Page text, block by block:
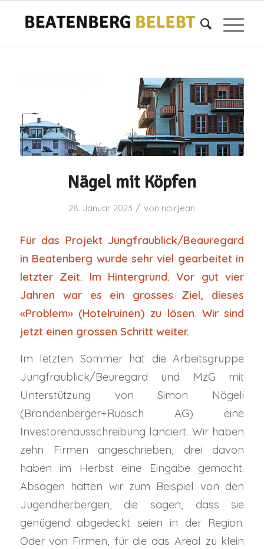
Nägel mit Köpfen
28. Januar 2023 / von noirjean
Für das Projekt Jungfraublick/Beauregard
in Beatenberg wurde sehr viel gearbeitet in
letzter Zeit. Im Hintergrund. Vor gut vier
Jahren war es ein grosses Ziel, dieses
«Problem» (Hotelruinen) zu lösen. Wir sind
jetzt einen grossen Schritt weiter.
Im letzten Sommer hat die Arbeitsgruppe
Jungfraublick/Beuregard und MzG mit
Unterstützung von Simon Nägeli
(Brandenberger+Ruosch AG) eine
Investorenausschreibung lanciert. Wir haben
zehn Firmen angeschrieben, drei davon
haben im Herbst eine Eingabe gemacht.
Absagen hatten wir zum Beispiel von den
Jugendherbergen, die sagen, dass sie
genügend abgedeckt seien in der Region.
Oder von Firmen, für die das Areal zu klein